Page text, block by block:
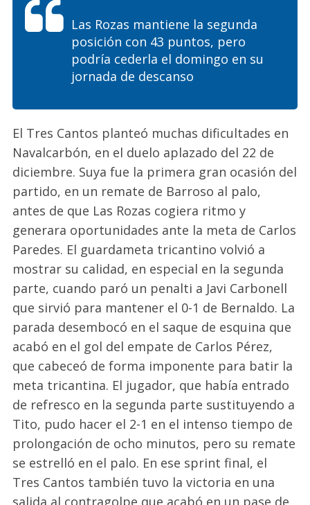
Las Rozas mantiene la segunda
posición con 43 puntos, pero
podría cederla el domingo en su
jornada de descanso
El Tres Cantos planteó muchas dificultades en
Navalcarbón, en el duelo aplazado del 22 de
diciembre. Suya fue la primera gran ocasión del
partido, en un remate de Barroso al palo,
antes de que Las Rozas cogiera ritmo y
generara oportunidades ante la meta de Carlos
Paredes. El guardameta tricantino volvió a
mostrar su calidad, en especial en la segunda
parte, cuando paró un penalti a Javi Carbonell
que sirvió para mantener el 0-1 de Bernaldo. La
parada desembocó en el saque de esquina que
acabó en el gol del empate de Carlos Pérez,
que cabeceó de forma imponente para batir la
meta tricantina. El jugador, que había entrado
de refresco en la segunda parte sustituyendo a
Tito, pudo hacer el 2-1 en el intenso tiempo de
prolongación de ocho minutos, pero su remate
se estrelló en el palo. En ese sprint final, el
Tres Cantos también tuvo la victoria en una
salida al contragolpe que acabó en un pase de